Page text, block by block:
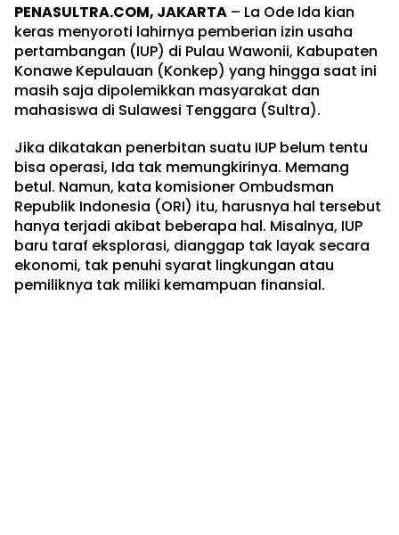
PENASULTRA.COM, JAKARTA – La Ode Ida kian
keras menyoroti lahirnya pemberian izin usaha
pertambangan (IUP) di Pulau Wawonii, Kabupaten
Konawe Kepulauan (Konkep) yang hingga saat ini
masih saja dipolemikkan masyarakat dan
mahasiswa di Sulawesi Tenggara (Sultra).
Jika dikatakan penerbitan suatu IUP belum tentu
bisa operasi, Ida tak memungkirinya. Memang
betul. Namun, kata komisioner Ombudsman
Republik Indonesia (ORI) itu, harusnya hal tersebut
hanya terjadi akibat beberapa hal. Misalnya, IUP
baru taraf eksplorasi, dianggap tak layak secara
ekonomi, tak penuhi syarat lingkungan atau
pemiliknya tak miliki kemampuan finansial.